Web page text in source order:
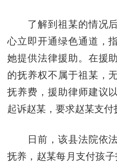
了解到祖某的情况后
心立即开通绿色通道，
她提供法律援助。在援
的抚养权不属于祖某，
抚养费，援助律师建议
起诉赵某，要求赵某支付
日前，该县法院依法
抚养，赵某每月支付孩